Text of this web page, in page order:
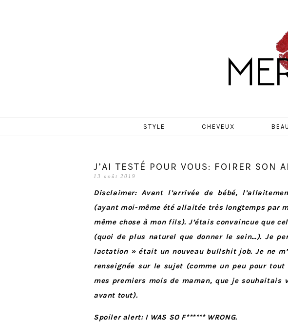
STYLE CHEVEUX
J’AI TESTÉ POUR VOUS: FOIRER SON
13 août 2019
Disclaimer: Avant l’arrivée de bébé,
(ayant moi-même été allaitée très longtemps par
même chose à mon fils). J’étais convaincue que
(quoi de plus naturel que donner le sein…). Je
lactation » était un nouveau bullshit job. Je ne
renseignée sur le sujet (comme un peu pour
mes premiers mois de maman, que je
avant tout).
Spoiler alert: I WAS SO F****** WRONG.